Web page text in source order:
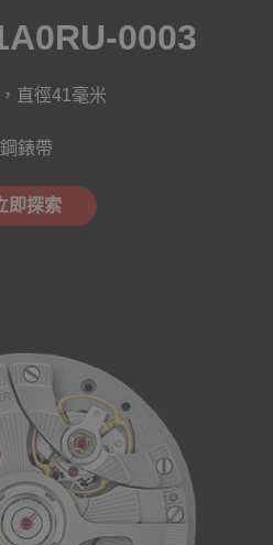
0003
直徑41毫米
鋼錶帶
即探索